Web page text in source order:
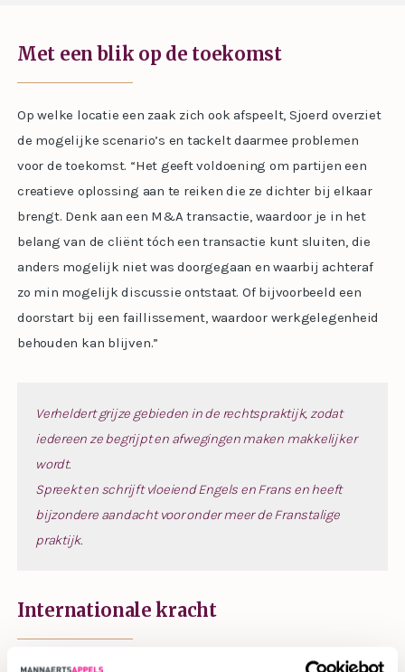
Met een blik op de toekomst
Op welke locatie een zaak zich ook afspeelt, Sjoerd overziet
de mogelijke scenario’s en tackelt daarmee problemen
voor de toekomst. “Het geeft voldoening om partijen een
creatieve oplossing aan te reiken die ze dichter bij elkaar
brengt. Denk aan een M&A transactie, waardoor je in het
belang van de cliënt tóch een transactie kunt sluiten, die
anders mogelijk niet was doorgegaan en waarbij achteraf
zo min mogelijk discussie ontstaat. Of bijvoorbeeld een
doorstart bij een faillissement, waardoor werkgelegenheid
behouden kan blijven.”
Verheldert grijze gebieden in de rechtspraktijk, zodat
iedereen ze begrijpt en afwegingen maken makkelijker
wordt.
Spreekt en schrijft vloeiend Engels en Frans en heeft
bijzondere aandacht voor onder meer de Franstalige
praktijk.
Internationale kracht